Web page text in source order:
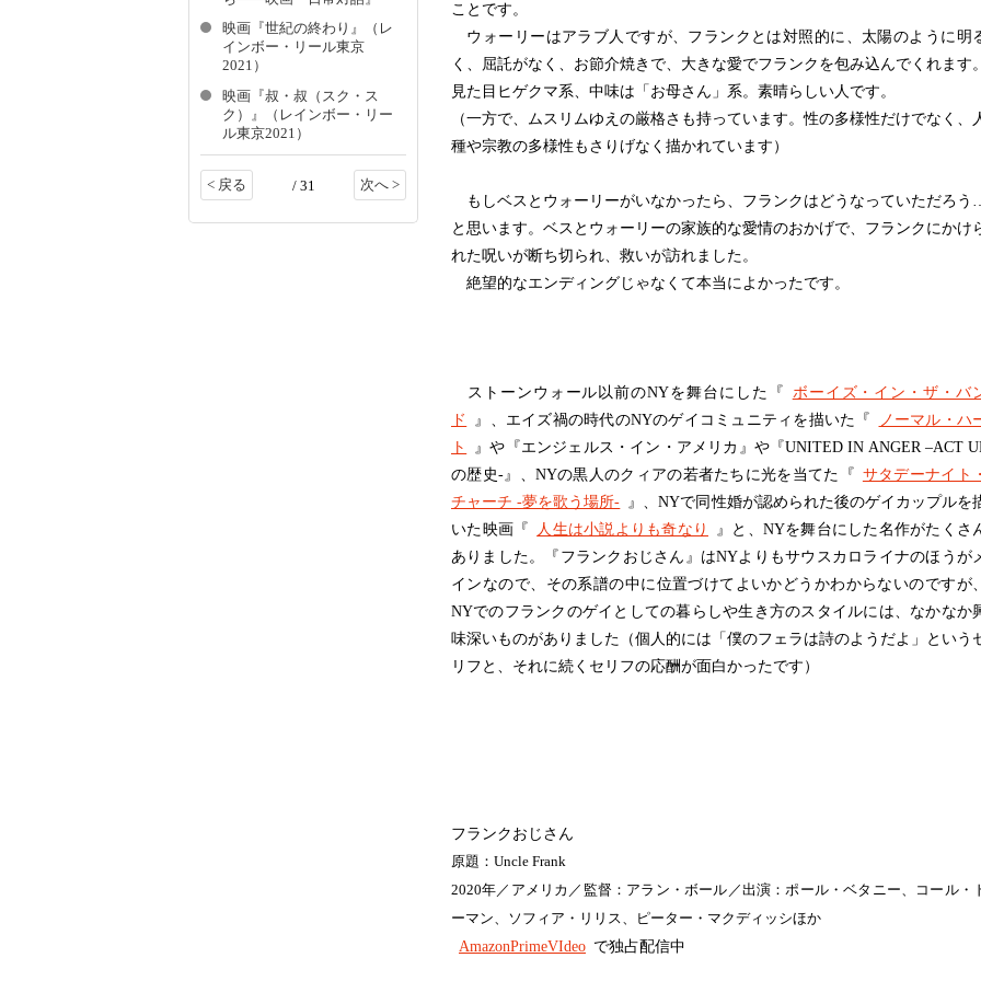
ことです。
ウォーリーはアラブ人ですが、フランクとは対照的に、太陽のように明
く、屈託がなく、お節介焼きで、大きな愛でフランクを包み込んでくれます。
見た目ヒゲクマ系、中味は「お母さん」系。素晴らしい人です。
（一方で、ムスリムゆえの厳格さも持っています。性の多様性だけでなく、
種や宗教の多様性もさりげなく描かれています）
もしベスとウォーリーがいなかったら、フランクはどうなっていただろう
と思います。ベスとウォーリーの家族的な愛情のおかげで、フランクにかけ
れた呪いが断ち切られ、救いが訪れました。
絶望的なエンディングじゃなくて本当によかったです。
ストーンウォール以前のNYを舞台にした『
ボーイズ・イン・ザ・バ
ド
』、エイズ禍の時代のNYのゲイコミュニティを描いた『
ノーマル・ハ
ト
』や『エンジェルス・イン・アメリカ』や『UNITED IN ANGER –ACT
の歴史-』、NYの黒人のクィアの若者たちに光を当てた『 サタデーナイト・
チャーチ -夢を歌う場所- 』、NYで同性婚が認められた後のゲイカップルを
いた映画『
人生は小説よりも奇なり
』と、NYを舞台にした名作がたくさ
ありました。『フランクおじさん』はNYよりもサウスカロライナのほうが
インなので、その系譜の中に位置づけてよいかどうかわからないのですが、
NYでのフランクのゲイとしての暮らしや生き方のスタイルには、なかなか
味深いものがありました（個人的には「僕のフェラは詩のようだよ」という
リフと、それに続くセリフの応酬が面白かったです）
フランクおじさん
原題：Uncle Frank
2020年／アメリカ／監督：アラン・ボール／出演：ポール・ベタニー、コール・
ーマン、ソフィア・リリス、ピーター・マクディッシほか
AmazonPrimeVIdeo で独占配信中
映画『世紀の終わり』（レ
インボー・リール東京
2021）
映画『叔・叔（スク・ス
ク）』（レインボー・リー
ル東京2021）
< 戻る / 31 次へ >